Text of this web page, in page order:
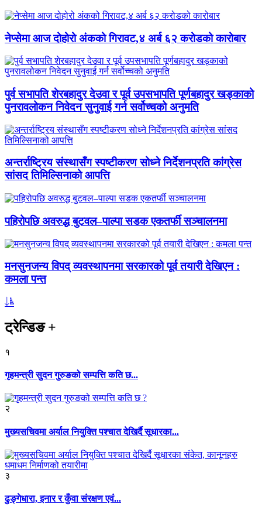
नेप्सेमा आज दोहोरो अंकको गिरावट,४ अर्ब ६२ करोडको कारोबार
पुर्व सभापति शेरबहादुर देउवा र पूर्व उपसभापति पूर्णबहादुर खड्काको
पुनरावलोकन निवेदन सुनुवाई गर्न सर्वोच्चको अनुमति
अन्तर्राष्ट्रिय संस्थासँग स्पष्टीकरण सोध्ने निर्देशनप्रति कांग्रेस
सांसद तिमिल्सिनाको आपत्ति
पहिरोपछि अवरुद्ध बुटवल–पाल्पा सडक एकतर्फी सञ्चालनमा
मनसुनजन्य विपद् व्यवस्थापनमा सरकारको पूर्व तयारी देखिएन :
कमला पन्त
ट्रेन्डिङ+
१
गृहमन्त्री सुदन गुरुङको सम्पत्ति कति छ...
२
मुख्यसचिवमा अर्याल नियुक्ति पश्चात देखिर्दै सूधारका...
३
ढुङ्गेधारा, इनार र कुँवा संरक्षण एवं...